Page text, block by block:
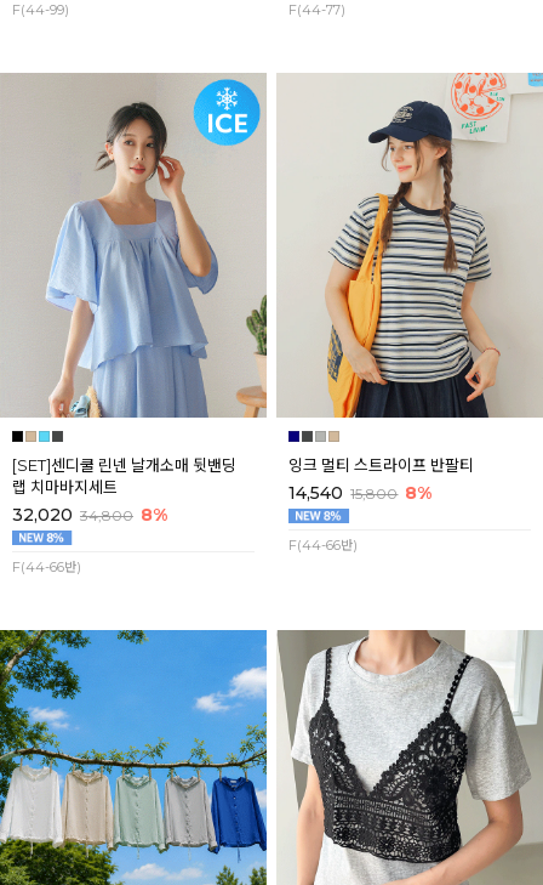
F(44-99) F(44-77)
[SET]센디쿨 린넨 날개소매 뒷밴딩
랩 치마바지세트
32,020 34,800 8%
F(44-66반)
잉크 멀티 스트라이프 반팔티
14,540 15,800 8%
F(44-66반)